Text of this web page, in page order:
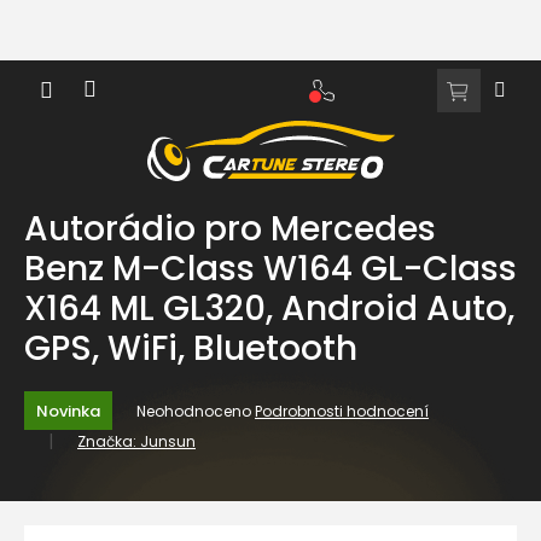
obsah
NÁKUPNÍ
Autorádio pro Mercedes
Benz M-Class W164 GL-Class
X164 ML GL320, Android Auto,
GPS, WiFi, Bluetooth
Novinka
Průměrné
hodnocení
produktu
0,0
NeohodnocenoPodrobnosti hodnocení
Značka: Junsun